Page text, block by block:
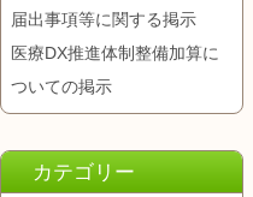
届出事項等に関する掲示
医療DX推進体制整備加算に
ついての掲示
カテゴリー